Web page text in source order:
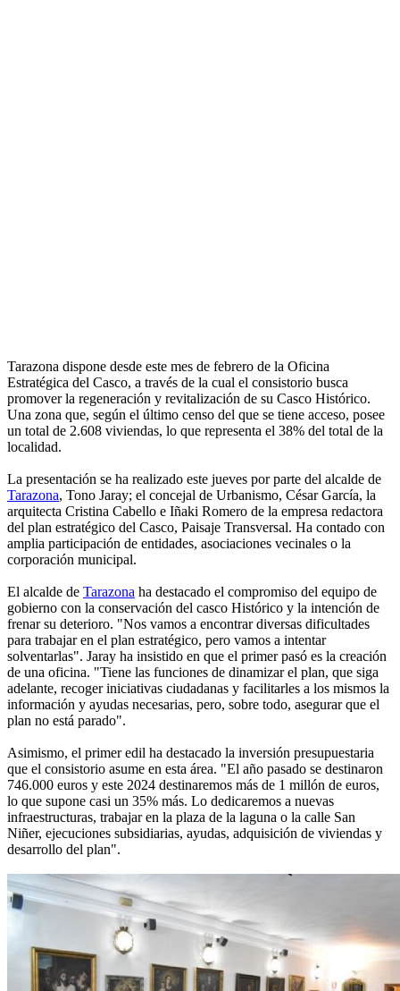
Tarazona dispone desde este mes de febrero de la Oficina
Estratégica del Casco, a través de la cual el consistorio busca
promover la regeneración y revitalización de su Casco Histórico.
Una zona que, según el último censo del que se tiene acceso, posee
un total de 2.608 viviendas, lo que representa el 38% del total de la
localidad.
La presentación se ha realizado este jueves por parte del alcalde de
Tarazona, Tono Jaray; el concejal de Urbanismo, César García, la
arquitecta Cristina Cabello e Iñaki Romero de la empresa redactora
del plan estratégico del Casco, Paisaje Transversal. Ha contado con
amplia participación de entidades, asociaciones vecinales o la
corporación municipal.
El alcalde de Tarazona ha destacado el compromiso del equipo de
gobierno con la conservación del casco Histórico y la intención de
frenar su deterioro. "Nos vamos a encontrar diversas dificultades
para trabajar en el plan estratégico, pero vamos a intentar
solventarlas". Jaray ha insistido en que el primer pasó es la creación
de una oficina. "Tiene las funciones de dinamizar el plan, que siga
adelante, recoger iniciativas ciudadanas y facilitarles a los mismos la
información y ayudas necesarias, pero, sobre todo, asegurar que el
plan no está parado".
Asimismo, el primer edil ha destacado la inversión presupuestaria
que el consistorio asume en esta área. "El año pasado se destinaron
746.000 euros y este 2024 destinaremos más de 1 millón de euros,
lo que supone casi un 35% más. Lo dedicaremos a nuevas
infraestructuras, trabajar en la plaza de la laguna o la calle San
Niñer, ejecuciones subsidiarias, ayudas, adquisición de viviendas y
desarrollo del plan".